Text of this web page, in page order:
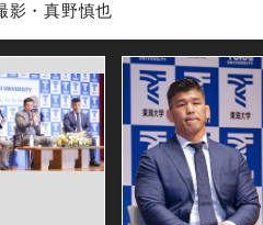
・真野慎也